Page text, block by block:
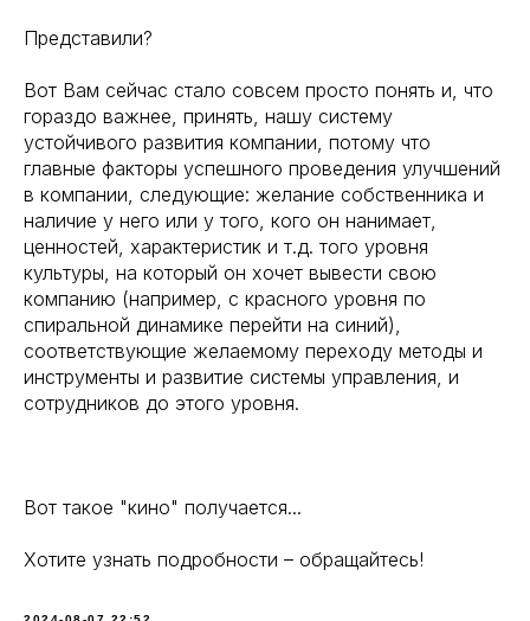
Представили?
Вот Вам сейчас стало совсем просто понять и, что
гораздо важнее, принять, нашу систему
устойчивого развития компании, потому что
главные факторы успешного проведения улучшений
в компании, следующие: желание собственника и
наличие у него или у того, кого он нанимает,
ценностей, характеристик и т.д. того уровня
культуры, на который он хочет вывести свою
компанию (например, с красного уровня по
спиральной динамике перейти на синий),
соответствующие желаемому переходу методы и
инструменты и развитие системы управления, и
сотрудников до этого уровня.
Вот такое "кино" получается...
Хотите узнать подробности – обращайтесь!